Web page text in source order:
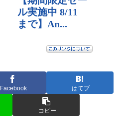
Facebook はてブ
コピー